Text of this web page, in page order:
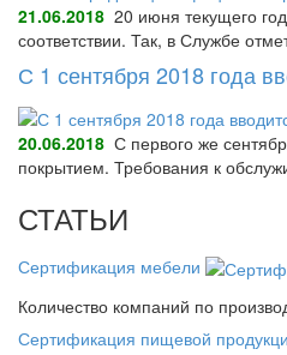
21.06.2018 20 июня текущего
соответствии. Так, в Службе
С 1 сентября 2018 года
20.06.2018 С первого же
покрытием. Требования к
СТАТЬИ
Сертификация мебели
Количество компаний по
Сертификация пищевой